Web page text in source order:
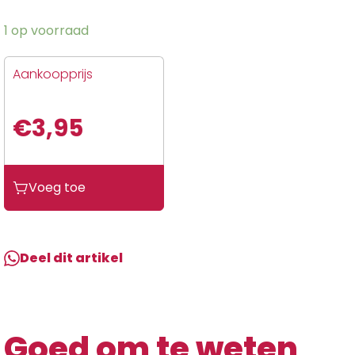
1 op voorraad
Aankoopprijs
€3,95
BHT-
92S
2
Stuks
aantal
Voeg toe
Deel dit artikel